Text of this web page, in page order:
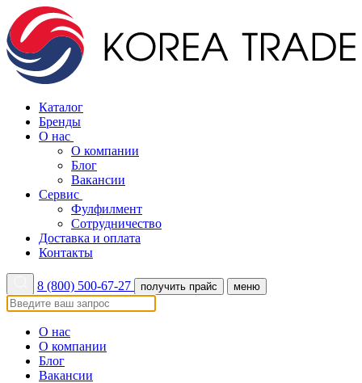
Каталог
Бренды
О нас
О компании
Блог
Вакансии
Сервис
Фулфилмент
Сотрудничество
Доставка и оплата
Контакты
8 (800) 500-67-27 получить прайс меню
О нас
О компании
Блог
Вакансии